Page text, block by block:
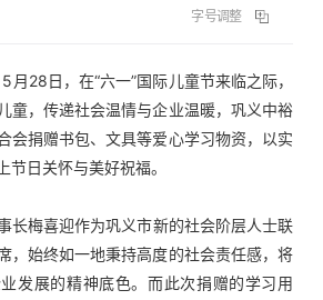
字号调整
5月28日， 在“六一”国际儿童节来临之际，
童，传递社会温情与企业温暖，巩义中裕
会捐赠书包、文具等爱心学习物资，以实
节日关怀与美好祝福。
梅喜迎作为巩义市新的社会阶层人士联
，始终如一地秉持高度的社会责任感，将
发展的精神底色。而此次捐赠的学习用